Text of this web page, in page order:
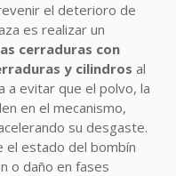
el deterioro de
es realizar un
cerraduras con
y cilindros al
a evitar que el polvo, la
en el mecanismo,
su desgaste.
el estado del bombín
o daño en fases